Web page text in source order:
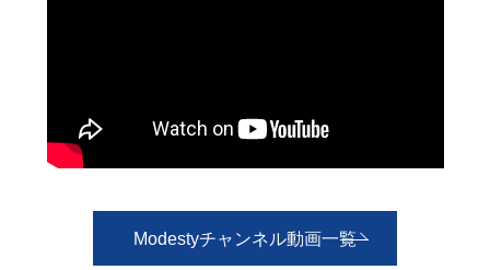
Modestyチャンネル動画一覧